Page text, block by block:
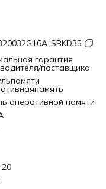
SBKD35
гарантия
поставщика
оперативной памяти